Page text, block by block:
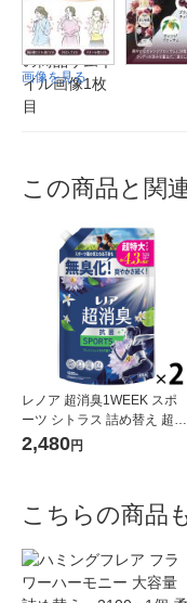
画像を見る
この商品と関
レノア 超消臭1WEEK スポ
ーツ シトラス 詰め替え 超特
大 1380mL 1セット（1個×
2） 柔軟剤 P＆G
2,480円
こちらの商品